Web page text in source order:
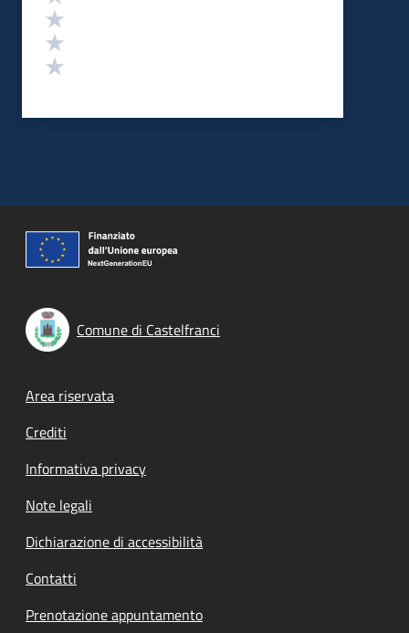
Comune di Castelfranci
Footer menu
Area riservata
Crediti
Informativa privacy
Note legali
Dichiarazione di accessibilità
Contatti
Prenotazione appuntamento